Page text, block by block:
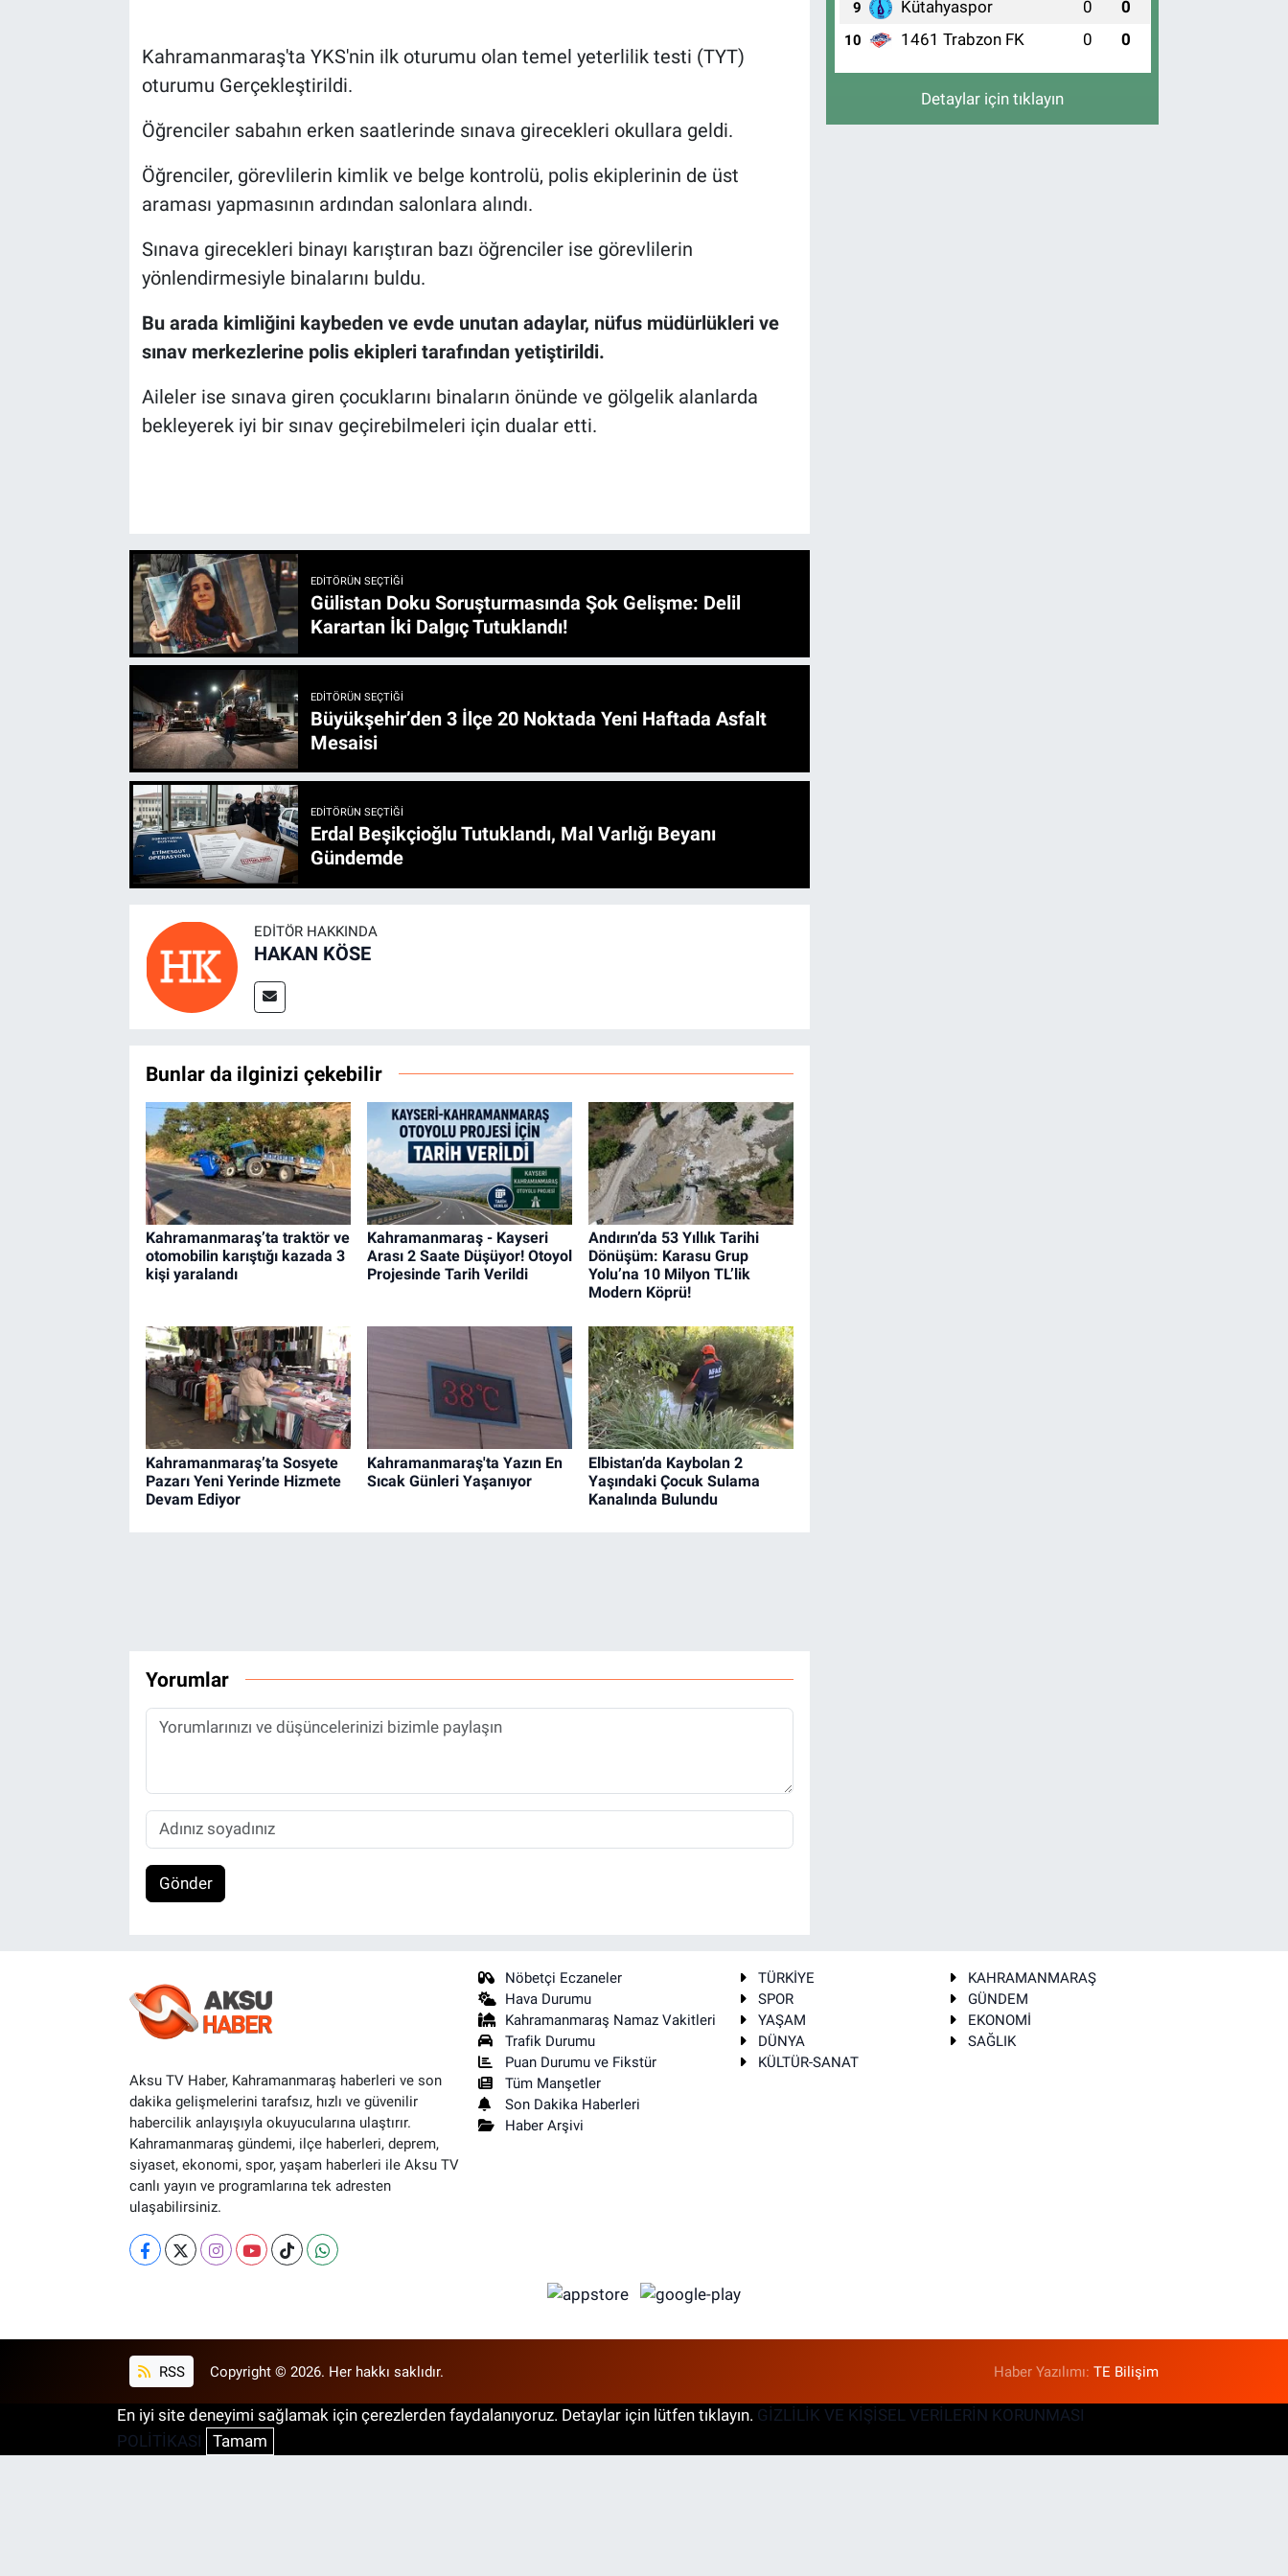
Kahramanmaraş'ta YKS'nin ilk oturumu olan temel yeterlilik testi (TYT)
oturumu Gerçekleştirildi.
Öğrenciler sabahın erken saatlerinde sınava girecekleri okullara geldi.
Öğrenciler, görevlilerin kimlik ve belge kontrolü, polis ekiplerinin de üst
araması yapmasının ardından salonlara alındı.
Sınava girecekleri binayı karıştıran bazı öğrenciler ise görevlilerin
yönlendirmesiyle binalarını buldu.
Bu arada kimliğini kaybeden ve evde unutan adaylar, nüfus müdürlükleri ve
sınav merkezlerine polis ekipleri tarafından yetiştirildi.
Aileler ise sınava giren çocuklarını binaların önünde ve gölgelik alanlarda
bekleyerek iyi bir sınav geçirebilmeleri için dualar etti.
EDITÖRÜN SEÇTIĞI
Gülistan Doku Soruşturmasında Şok Gelişme: Delil
Karartan İki Dalgıç Tutuklandı!
EDITÖRÜN SEÇTIĞI
Büyükşehir’den 3 İlçe 20 Noktada Yeni Haftada Asfalt
Mesaisi
EDITÖRÜN SEÇTIĞI
Erdal Beşikçioğlu Tutuklandı, Mal Varlığı Beyanı
Gündemde
EDITÖR HAKKINDA
HAKAN KÖSE
Bunlar da ilginizi çekebilir
Kahramanmaraş’ta traktör ve
otomobilin karıştığı kazada 3
kişi yaralandı
Kahramanmaraş - Kayseri
Arası 2 Saate Düşüyor! Otoyol
Projesinde Tarih Verildi
Andırın’da 53 Yıllık Tarihi
Dönüşüm: Karasu Grup
Yolu’na 10 Milyon TL’lik
Modern Köprü!
Kahramanmaraş’ta Sosyete
Pazarı Yeni Yerinde Hizmete
Devam Ediyor
Kahramanmaraş'ta Yazın En
Sıcak Günleri Yaşanıyor
Elbistan’da Kaybolan 2
Yaşındaki Çocuk Sulama
Kanalında Bulundu
Yorumlar
Gönder
9 Kütahyaspor 0 0
10 1461 Trabzon FK 0 0
Detaylar için tıklayın
Aksu TV Haber, Kahramanmaraş haberleri ve son
dakika gelişmelerini tarafsız, hızlı ve güvenilir
habercilik anlayışıyla okuyucularına ulaştırır.
Kahramanmaraş gündemi, ilçe haberleri, deprem,
siyaset, ekonomi, spor, yaşam haberleri ile Aksu TV
canlı yayın ve programlarına tek adresten
ulaşabilirsiniz.
Nöbetçi Eczaneler
Hava Durumu
Kahramanmaraş Namaz Vakitleri
Trafik Durumu
Puan Durumu ve Fikstür
Tüm Manşetler
Son Dakika Haberleri
Haber Arşivi
TÜRKİYE
KAHRAMANMARAŞ
SPOR
GÜNDEM
YAŞAM
EKONOMİ
DÜNYA
SAĞLIK
KÜLTÜR-SANAT
RSS Copyright © 2026. Her hakkı saklıdır. Haber Yazılımı:TE Bilişim
En iyi site deneyimi sağlamak için çerezlerden faydalanıyoruz. Detaylar için lütfen tıklayın. GİZLİLİK VE KİŞİSEL VERİLERİN KORUNMASI
POLİTİKASI
Tamam